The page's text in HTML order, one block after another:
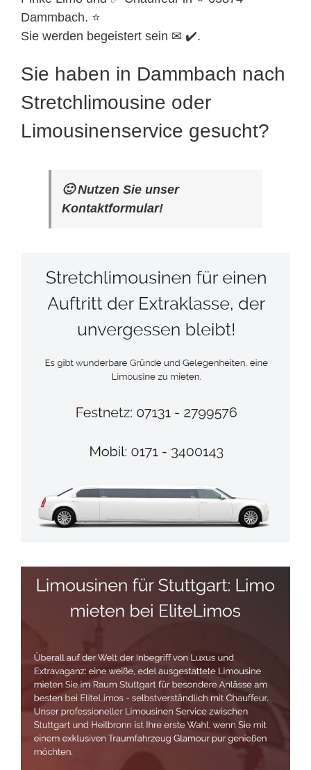
Dammbach. ⭐
Sie werden begeistert sein ✉ ✔️.
Sie haben in Dammbach nach
Stretchlimousine oder
Limousinenservice gesucht?
🙂 Nutzen Sie unser
Kontaktformular!